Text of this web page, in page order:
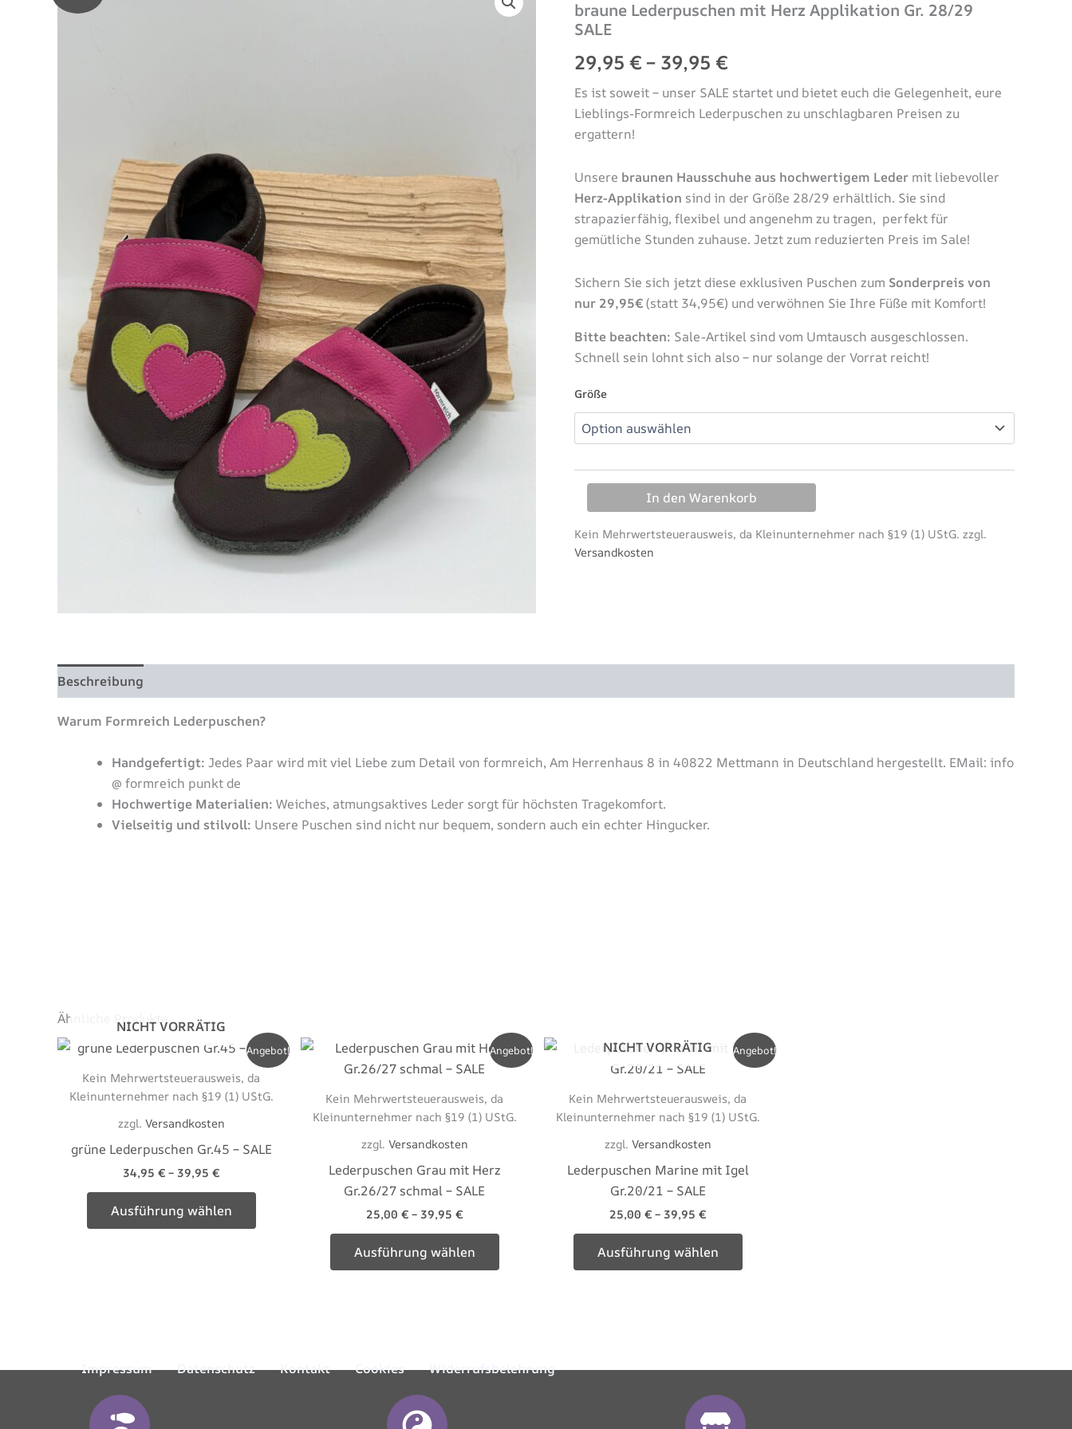
braune Lederpuschen mit Herz Applikation Gr. 28/29
SALE
29,95 € – 39,95 €
Es ist soweit – unser SALE startet und bietet euch die Gelegenheit, eure
Lieblings-Formreich Lederpuschen zu unschlagbaren Preisen zu
ergattern!
Unsere braunen Hausschuhe aus hochwertigem Leder mit liebevoller
Herz-Applikation sind in der Größe 28/29 erhältlich. Sie sind
strapazierfähig, flexibel und angenehm zu tragen, perfekt für
gemütliche Stunden zuhause. Jetzt zum reduzierten Preis im Sale!
Sichern Sie sich jetzt diese exklusiven Puschen zum Sonderpreis von
nur 29,95€(statt 34,95€) und verwöhnen Sie Ihre Füße mit Komfort!
Bitte beachten: Sale-Artikel sind vom Umtausch ausgeschlossen.
Schnell sein lohnt sich also – nur solange der Vorrat reicht!
Größe
mit
Herz
Gr.
SALE
Menge
In den Warenkorb
Kein Mehrwertsteuerausweis, da Kleinunternehmer nach §19 (1) UStG. zzgl.
Versandkosten
Beschreibung
Warum Formreich Lederpuschen?
Handgefertigt: Jedes Paar wird mit viel Liebe zum Detail von formreich, Am Herrenhaus 8 in 40822 Mettmann in Deutschland hergestellt. EMail: info
@ formreich punkt de
Hochwertige Materialien: Weiches, atmungsaktives Leder sorgt für höchsten Tragekomfort.
Vielseitig und stilvoll: Unsere Puschen sind nicht nur bequem, sondern auch ein echter Hingucker.
Ähnliche Produkte
Angebot!
NICHT VORRÄTIG
Kein Mehrwertsteuerausweis, da
Kleinunternehmer nach §19 (1) UStG.
zzgl. Versandkosten
grüne Lederpuschen Gr.45 – SALE
34,95 € – 39,95 €
Ausführung wählen
Dieses
Produkt
weist
auf.
Optionen
auf
Produktseite
Angebot!
Kein Mehrwertsteuerausweis, da
Kleinunternehmer nach §19 (1) UStG.
zzgl. Versandkosten
Lederpuschen Grau mit Herz
Gr.26/27 schmal – SALE
25,00 € – 39,95 €
Ausführung wählen
Dieses
Produkt
mehrere
Die
auf
Produktseite
Angebot!
NICHT VORRÄTIG
Kein Mehrwertsteuerausweis, da
Kleinunternehmer nach §19 (1) UStG.
zzgl. Versandkosten
Lederpuschen Marine mit Igel
Gr.20/21 – SALE
25,00 € – 39,95 €
Ausführung wählen
Dieses
Produkt
mehrere
Die
auf
Produktseite
Impressum Datenschutz Kontakt Cookies Widerrufsbelehrung